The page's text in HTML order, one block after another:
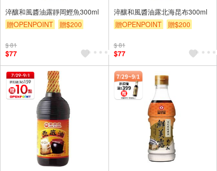
淬釀和風醬油露靜岡鰹魚300ml
贈OPENPOINT
贈$200
$ 81
$77
淬釀和風醬油露北海昆布300ml
贈OPENPOINT
贈$200
$ 81
$77